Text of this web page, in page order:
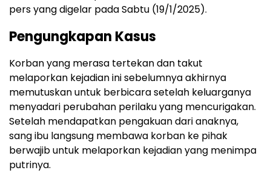
pers yang digelar pada Sabtu (19/1/2025).
Pengungkapan Kasus
Korban yang merasa tertekan dan takut
melaporkan kejadian ini sebelumnya akhirnya
memutuskan untuk berbicara setelah keluarganya
menyadari perubahan perilaku yang mencurigakan.
Setelah mendapatkan pengakuan dari anaknya,
sang ibu langsung membawa korban ke pihak
berwajib untuk melaporkan kejadian yang menimpa
putrinya.